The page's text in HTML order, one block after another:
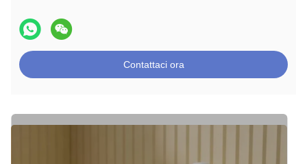
Contattaci ora